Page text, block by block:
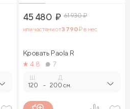
45 480 ₽ 61 930₽
или частями от3 790₽ в мес.
Кровать Paola R
4.8
7
120 -
Д.
200 см.